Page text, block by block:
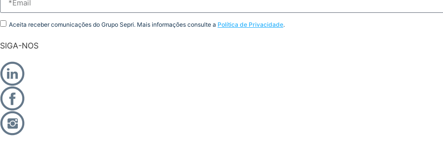
Aceita receber comunicações do Grupo Sepri. Mais informações consulte a Política de Privacidade.
SIGA-NOS